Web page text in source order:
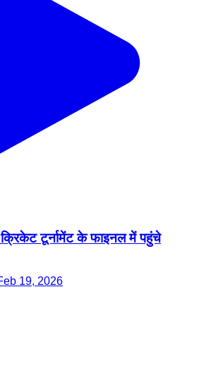
क्रिकेट टूर्नामेंट के फाइनल में पहुंचे
19, 2026